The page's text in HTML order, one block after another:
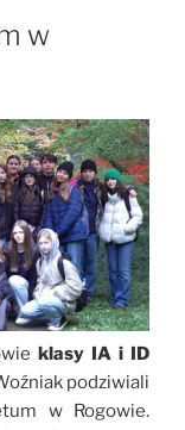
w
klasy IA i ID
podziwiali
w Rogowie.